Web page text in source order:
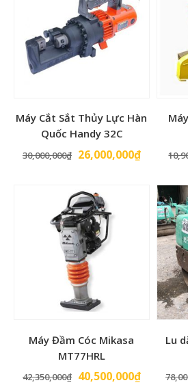
Máy Cắt Sắt Thủy Lực Hàn
Quốc Handy 32C
30,000,000₫ Giá
30,000,000₫.
26,000,000₫Giá
Máy Đầm Cóc Mikasa
MT77HRL
42,350,000₫ Giá
40,500,000₫Giá
Lu